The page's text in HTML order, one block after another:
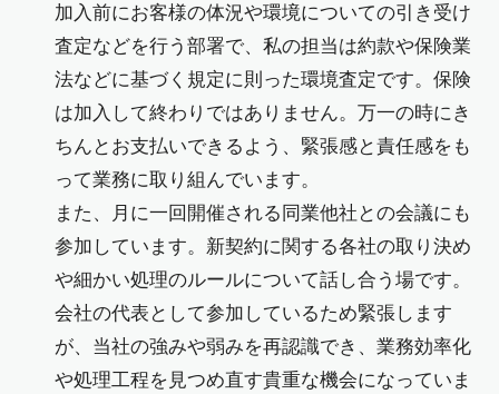
加入前にお客様の体況や環境についての引き受け
査定などを行う部署で、私の担当は約款や保険業
法などに基づく規定に則った環境査定です。保険
は加入して終わりではありません。万一の時にき
ちんとお支払いできるよう、緊張感と責任感をも
って業務に取り組んでいます。
また、月に一回開催される同業他社との会議にも
参加しています。新契約に関する各社の取り決め
や細かい処理のルールについて話し合う場です。
会社の代表として参加しているため緊張します
が、当社の強みや弱みを再認識でき、業務効率化
や処理工程を見つめ直す貴重な機会になっていま